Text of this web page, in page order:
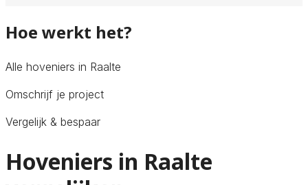
Hoe werkt het?
Alle hoveniers in Raalte
Omschrijf je project
Vergelijk & bespaar
Hoveniers in Raalte